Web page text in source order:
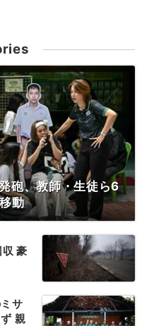
砲、教師・生徒ら6
動
豪
サ
親